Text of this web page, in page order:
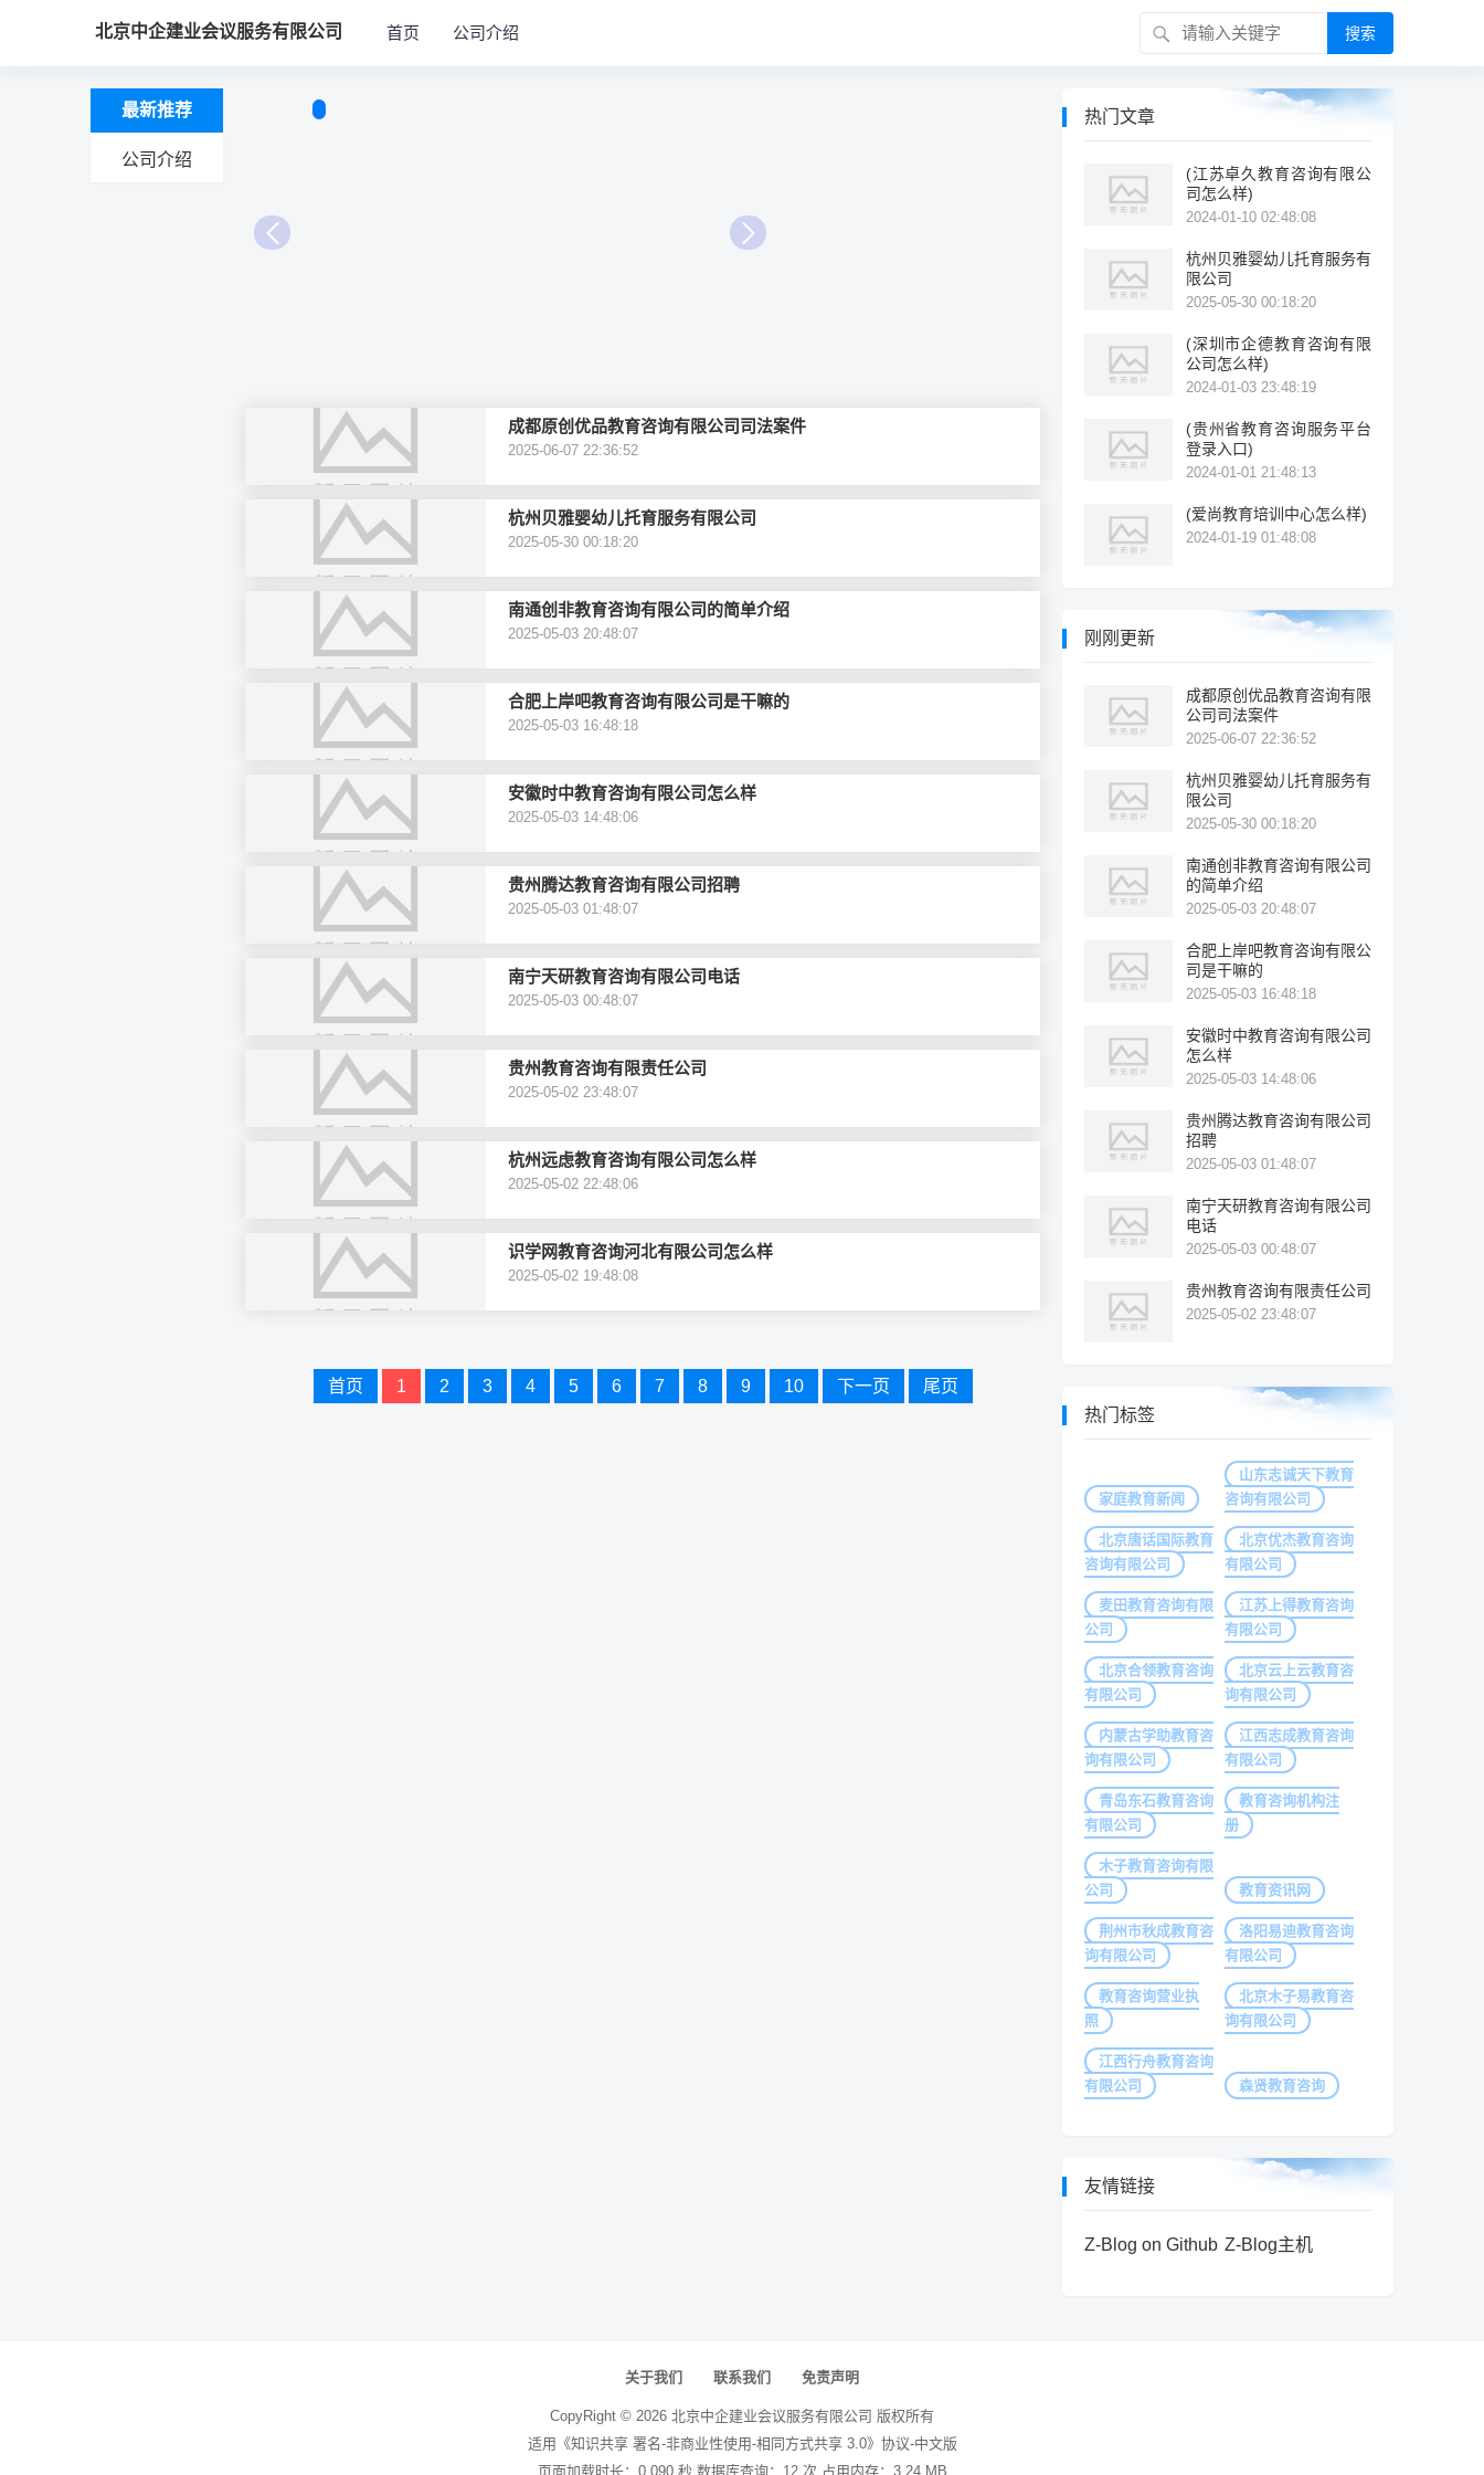
北京中企建业会议服务有限公司 首页 公司介绍 搜索
最新推荐
公司介绍
成都原创优品教育咨询有限公司司法案件
2025-06-07 22:36:52
杭州贝雅婴幼儿托育服务有限公司
2025-05-30 00:18:20
南通创非教育咨询有限公司的简单介绍
2025-05-03 20:48:07
合肥上岸吧教育咨询有限公司是干嘛的
2025-05-03 16:48:18
安徽时中教育咨询有限公司怎么样
2025-05-03 14:48:06
贵州腾达教育咨询有限公司招聘
2025-05-03 01:48:07
南宁天研教育咨询有限公司电话
2025-05-03 00:48:07
贵州教育咨询有限责任公司
2025-05-02 23:48:07
杭州远虑教育咨询有限公司怎么样
2025-05-02 22:48:06
识学网教育咨询河北有限公司怎么样
2025-05-02 19:48:08
首页 1 2 3 4 5 6 7 8 9 10 下一页 尾页
热门文章
(江苏卓久教育咨询有限公
司怎么样)
2024-01-10 02:48:08
杭州贝雅婴幼儿托育服务有
限公司
2025-05-30 00:18:20
(深圳市企德教育咨询有限
公司怎么样)
2024-01-03 23:48:19
(贵州省教育咨询服务平台
登录入口)
2024-01-01 21:48:13
(爱尚教育培训中心怎么样)
2024-01-19 01:48:08
刚刚更新
成都原创优品教育咨询有限
公司司法案件
2025-06-07 22:36:52
杭州贝雅婴幼儿托育服务有
限公司
2025-05-30 00:18:20
南通创非教育咨询有限公司
的简单介绍
2025-05-03 20:48:07
合肥上岸吧教育咨询有限公
司是干嘛的
2025-05-03 16:48:18
安徽时中教育咨询有限公司
怎么样
2025-05-03 14:48:06
贵州腾达教育咨询有限公司
招聘
2025-05-03 01:48:07
南宁天研教育咨询有限公司
电话
2025-05-03 00:48:07
贵州教育咨询有限责任公司
2025-05-02 23:48:07
热门标签
家庭教育新闻
山东志诚天下教育
咨询有限公司
北京唐话国际教育
咨询有限公司
北京优杰教育咨询
有限公司
麦田教育咨询有限
公司
江苏上得教育咨询
有限公司
北京合领教育咨询
有限公司
北京云上云教育咨
询有限公司
内蒙古学助教育咨
询有限公司
江西志成教育咨询
有限公司
青岛东石教育咨询
有限公司
教育咨询机构注
册
木子教育咨询有限
公司
教育资讯网
荆州市秋成教育咨
询有限公司
洛阳易迪教育咨询
有限公司
教育咨询营业执
照
北京木子易教育咨
询有限公司
江西行舟教育咨询
有限公司
森贤教育咨询
友情链接
Z-Blog on Github Z-Blog主机
关于我们 联系我们 免责声明
CopyRight © 2026 北京中企建业会议服务有限公司 版权所有
适用《知识共享 署名-非商业性使用-相同方式共享 3.0》协议-中文版
页面加载时长：0.090 秒 数据库查询：12 次 占用内存：3.24 MB